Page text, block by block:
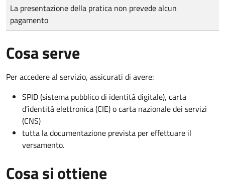
Tipo di pagamento
Importo
La presentazione della pratica non prevede alcun
pagamento
Cosa serve
Per accedere al servizio, assicurati di avere:
SPID (sistema pubblico di identità digitale), carta
d’identità elettronica (CIE) o carta nazionale dei servizi
(CNS)
tutta la documentazione prevista per effettuare il
versamento.
Cosa si ottiene